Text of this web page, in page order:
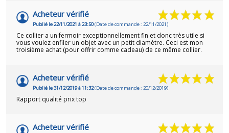
Acheteur vérifié
Publié le 22/11/2021 à 23:50(Date de commande : 22/11/2021)
Ce collier a un fermoir exceptionnellement fin et donc très utile si
vous voulez enfiler un objet avec un petit diamètre. Ceci est mon
troisième achat (pour offrir comme cadeau) de ce même collier.
Acheteur vérifié
Publié le 31/12/2019 à 11:32(Date de commande : 20/12/2019)
Rapport qualité prix top
Acheteur vérifié